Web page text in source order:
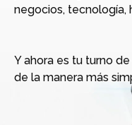
negocios, tecnología,
Y ahora es tu turno
de la manera más